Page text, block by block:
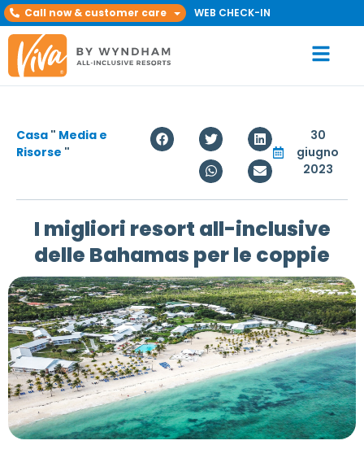
Call now & customer care WEB CHECK-IN
Casa " Media e
Risorse "
30
giugno
2023
I migliori resort all-inclusive
delle Bahamas per le coppie